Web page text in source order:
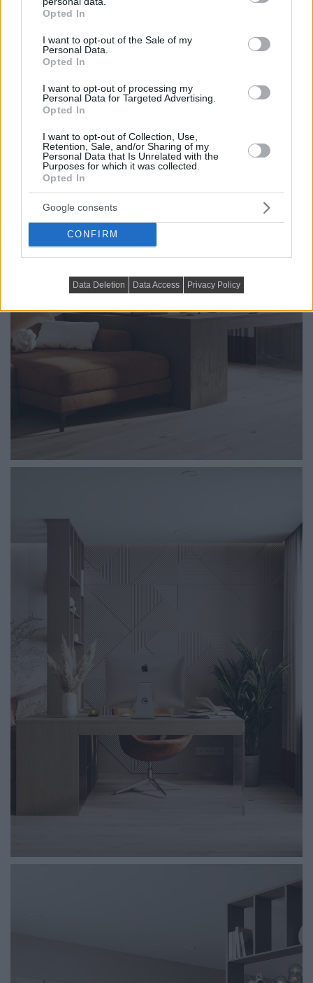
grant or deny consent to Google and its third-party tags to
use your data for below specified purposes in below Google
consent section.
Opted In
I want to opt-out of the Sale of my
Personal Data.
Opted In
I want to opt-out of processing my
Personal Data for Targeted Advertising.
Opted In
I want to opt-out of Collection, Use,
Retention, Sale, and/or Sharing of my
Personal Data that Is Unrelated with the
Purposes for which it was collected.
Opted In
Google consents
CONFIRM
Data Deletion Data Access Privacy Policy